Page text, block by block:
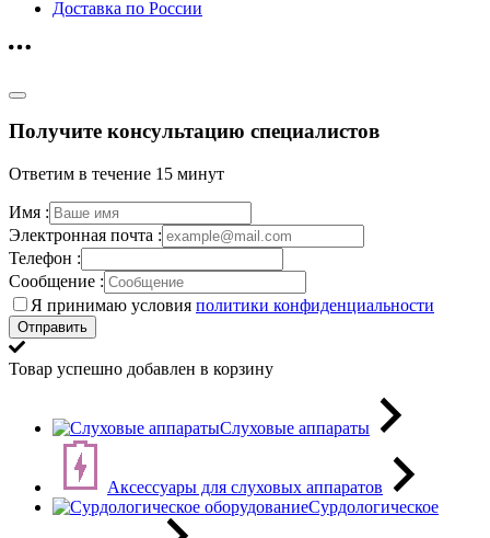
Доставка по России
Получите консультацию специалистов
Ответим в течение 15 минут
Имя :
Электронная почта :
Телефон :
Сообщение :
Я принимаю условия политики конфиденциальности
Отправить
Товар успешно добавлен в корзину
Слуховые аппараты
Аксессуары для слуховых аппаратов
Сурдологическое